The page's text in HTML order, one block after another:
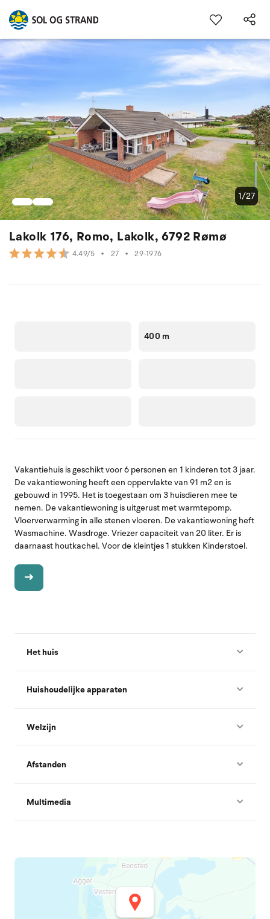
Lakolk 176, Romo, Lakolk, 6792 Rømø
4.49/5 • 27 • 29-1976
1/27
400 m
Vakantiehuis is geschikt voor 6 personen en 1 kinderen tot 3 jaar.
De vakantiewoning heeft een oppervlakte van 91 m2 en is
gebouwd in 1995. Het is toegestaan om 3 huisdieren mee te
nemen. De vakantiewoning is uitgerust met warmtepomp.
Vloerverwarming in alle stenen vloeren. De vakantiewoning heft
Wasmachine. Wasdroge. Vriezer capaciteit van 20 liter. Er is
daarnaast houtkachel. Voor de kleintjes 1 stukken Kinderstoel.
Het huis
Huishoudelijke apparaten
Welzijn
Afstanden
Multimedia